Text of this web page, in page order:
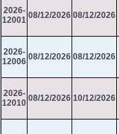
2026-
12001 08/12/2026 08/12/2026
2026-
12006 08/12/2026 08/12/2026
2026-
12010 08/12/2026 10/12/2026